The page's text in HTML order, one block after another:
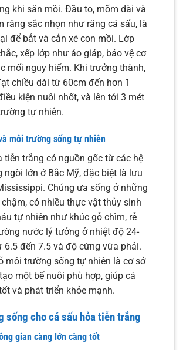
khi săn mồi. Đầu to, mõm dài và
răng sắc nhọn như răng cá sấu, là
để bắt và cắn xé con mồi. Lớp
xếp lớp như áo giáp, bảo vệ cơ
mối nguy hiểm. Khi trưởng thành,
chiều dài từ 60cm đến hơn 1
kiện nuôi nhốt, và lên tới 3 mét
tự nhiên.
môi trường sống tự nhiên
tiễn trắng có nguồn gốc từ các hệ
ngòi lớn ở Bắc Mỹ, đặc biệt là lưu
Chúng ưa sống ở những
có nhiều thực vật thủy sinh
tự nhiên như khúc gỗ chìm, rễ
nước lý tưởng ở nhiệt độ 24-
6.5 đến 7.5 và độ cứng vừa phải.
môi trường sống tự nhiên là cơ sở
một bể nuôi phù hợp, giúp cá
và phát triển khỏe mạnh.
sống cho cá sấu hỏa tiễn trắng
gian càng lớn càng tốt